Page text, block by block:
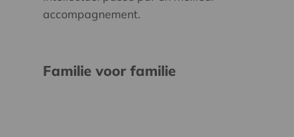
accompagnement.
Familie voor familie